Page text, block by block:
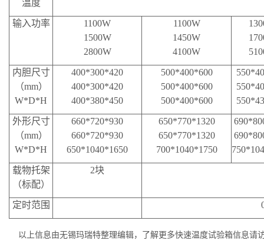
温度
输入功率
1100W
1500W
2800W
1100W
1450W
4100W
内胆尺寸
（mm）
W*D*H
400*300*420
400*300*420
400*380*450
500*400*600
500*400*600
500*400*600
外形尺寸
（mm）
W*D*H
660*720*930
660*720*930
650*1040*1650
650*770*1320
650*770*1320
700*1040*1750
载物托架
（标配）
2块
定时范围
以上信息由无锡玛瑞特整理编辑，了解更多快速温度试验箱信息请